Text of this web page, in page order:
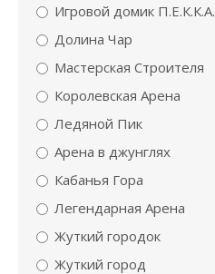
Игровой домик П.Е.К.К.А.
Долина Чар
Мастерская Строителя
Королевская Арена
Ледяной Пик
Арена в джунглях
Кабанья Гора
Легендарная Арена
Жуткий городок
Жуткий город